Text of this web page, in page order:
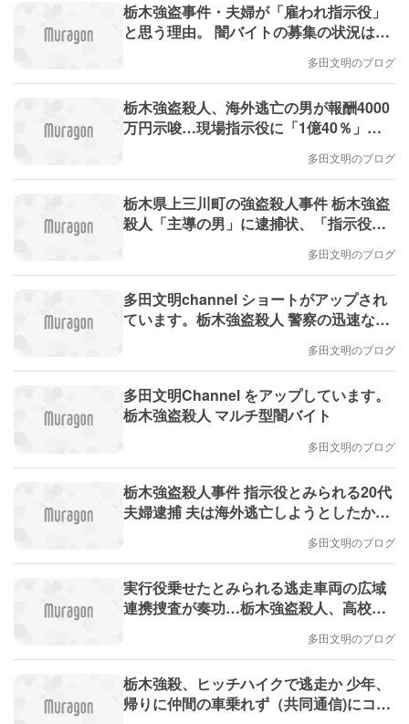
栃木強盗事件・夫婦が「雇われ指示役」
と思う理由。 闇バイトの募集の状況は変
円以上の献金者へは、清算人による催告
多田文明のブログ
栃木強盗殺人、海外逃亡の男が報酬4000
万円示唆…現場指示役に「1億40％」な
多田文明のブログ
栃木県上三川町の強盗殺人事件 栃木強盗
殺人「主導の男」に逮捕状、「指示役」
国・東南アジアに逃亡か にコメントしま
多田文明のブログ
多田文明channel ショートがアップされ
ています。栃木強盗殺人 警察の迅速な対
多田文明のブログ
多田文明Channel をアップしています。
栃木強盗殺人 マルチ型闇バイト
多田文明のブログ
栃木強盗殺人事件 指示役とみられる20代
夫婦逮捕 夫は海外逃亡しようとしたか、
多田文明のブログ
実行役乗せたとみられる逃走車両の広域
連携捜査が奏功…栃木強盗殺人、高校生
多田文明のブログ
栃木強殺、ヒッチハイクで逃走か 少年、
帰りに仲間の車乗れず（共同通信)にコメ